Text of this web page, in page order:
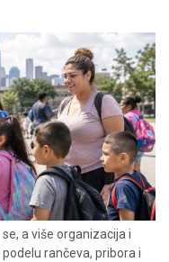
a više organizacija i
rančeva, pribora i